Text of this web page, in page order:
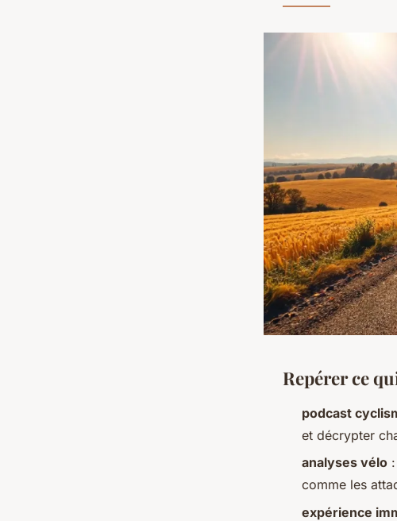
Repérer ce
podcast
et décrypter
analyses vélo
comme les
expérience